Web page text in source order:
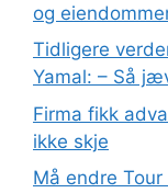
og
Tidligere
Yamal: – Så
Firma fikk
ikke skje
Må endre